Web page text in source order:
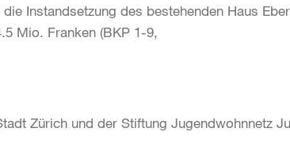
Instandsetzung des bestehenden Haus
Mio. Franken (BKP 1-9,
Zürich und der Stiftung Jugendwohnnetz